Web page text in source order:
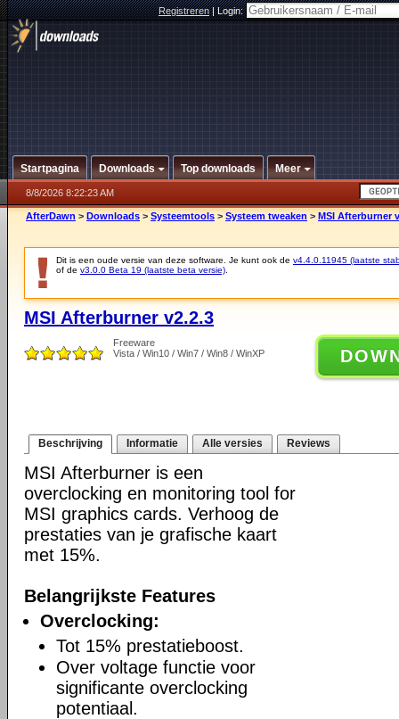
Registreren|Login:
Startpagina Downloads Top downloads Meer
8/8/2026 8:22:23 AM
AfterDawn > Downloads > Systeemtools > Systeem tweaken > MSI Afterburner
Dit is een oude versie van deze software. Je kunt ook de v4.4.0.11945 (laatste
of de v3.0.0 Beta 19 (laatste beta versie)
MSI Afterburner v2.2.3
Freeware
Vista / Win10 / Win7 / Win8 / WinXP
Beschrijving Informatie Alle versies Reviews
MSI Afterburner is een
overclocking en monitoring tool for
MSI graphics cards. Verhoog de
prestaties van je grafische kaart
met 15%.
Belangrijkste Features
Overclocking:
Tot 15% prestatieboost.
Over voltage functie voor
significante overclocking
potentiaal.